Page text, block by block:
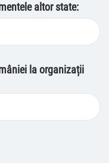
altor state:
la organizații